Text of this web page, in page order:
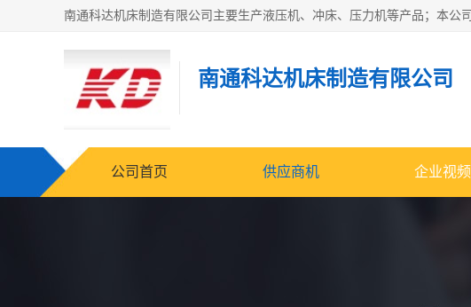
南通科达机床制造有限公司
公司首页 供应商机 企业视频